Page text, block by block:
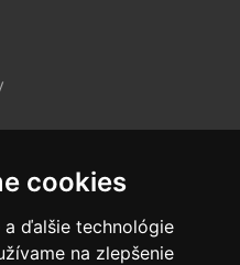
cookies
ďalšie technológie
na zlepšenie